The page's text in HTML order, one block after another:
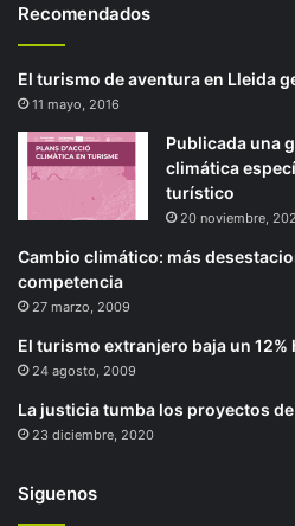
Recomendados
El turismo de aventura en Lleida
11 mayo, 2016
Publicada una
climática
turístico
20 noviembre,
Cambio climático: más
competencia
27 marzo, 2009
El turismo extranjero baja un
24 agosto, 2009
La justicia tumba los proyectos
23 diciembre, 2020
Siguenos